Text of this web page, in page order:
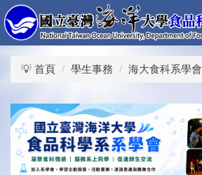
跳
到
主
要
區
💡 首頁 學生事務 海大食科系學會